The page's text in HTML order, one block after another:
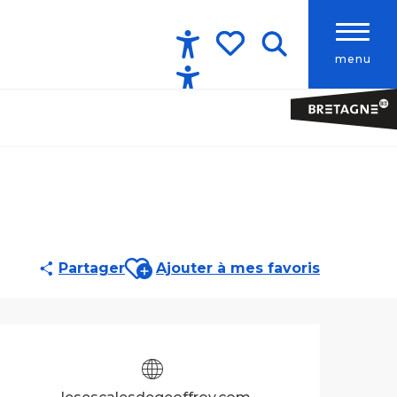
menu
Accessibilité
PartagerAjouter aux favoris
Ajouter à mes favoris
Ouverture et